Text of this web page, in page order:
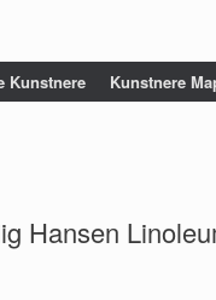
Kunstnere Kunstnere
Hansen